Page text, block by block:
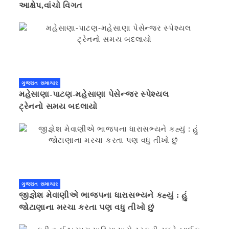
આક્ષેપ,વાંચો વિગત
ગુજરાત સમાચાર
મહેસાણા-પાટણ-મહેસાણા પેસેન્જર સ્પેશ્યલ
ટ્રેનનો સમય બદલાયો
ગુજરાત સમાચાર
જીજ્ઞેશ મેવાણીએ ભાજપના ધારાસભ્યને કહ્યું : હું
જોટાણાના મરચા કરતા પણ વધુ તીખો છું